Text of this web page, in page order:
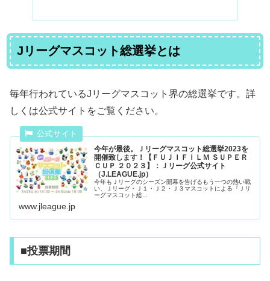
Jリーグマスコット総選挙とは
毎年行われているJリーグマスコット界の総選挙です。詳
しくは公式サイトをご覧ください。
今年が最後。Ｊリーグマスコット総選挙2023を
開催致します！【ＦＵＪＩＦＩＬＭ ＳＵＰＥＲ
ＣＵＰ ２０２３】：Ｊリーグ公式サイト
（J.LEAGUE.jp）
今年もＪリーグのシーズン開幕を告げるもう一つの熱い戦
い、Ｊリーグ・Ｊ１・Ｊ２・Ｊ３マスコットによる『Ｊリ
ーグマスコット総...
www.jleague.jp
■投票期間